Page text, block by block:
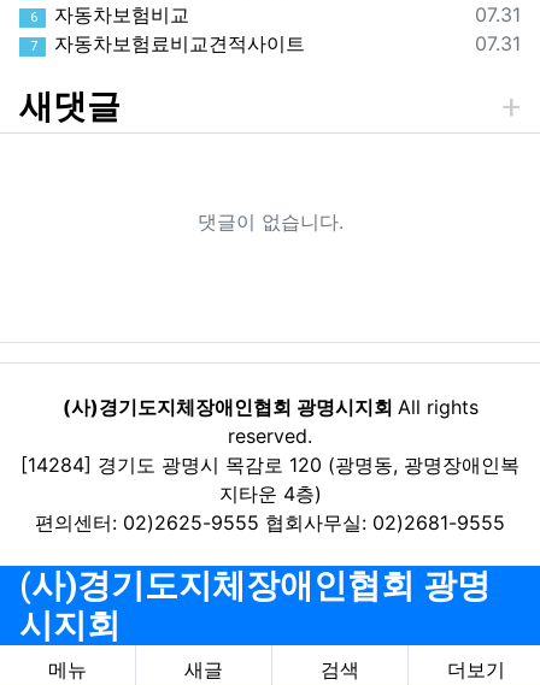
등록일
07.31
6
자동차보험비교
등록일
07.31
7 자동차보험료비교견적사이트
새댓글
댓글이 없습니다.
(사)경기도지체장애인협회 광명시지회 All rights
reserved.
[14284] 경기도 광명시 목감로 120 (광명동, 광명장애인복
지타운 4층)
편의센터: 02)2625-9555 협회사무실: 02)2681-9555
(사)경기도지체장애인협회 광명
시지회
메뉴 새글 검색
더보기